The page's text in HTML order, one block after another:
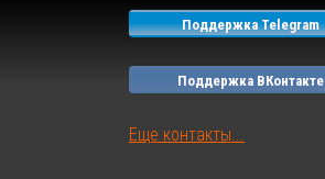
Поддержка Telegram
Поддержка ВКонтакте
Еще контакты...